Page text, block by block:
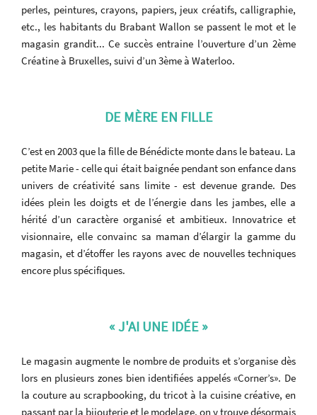
perles, peintures, crayons, papiers, jeux créatifs, calligraphie,
etc., les habitants du Brabant Wallon se passent le mot et le
magasin grandit... Ce succès entraine l’ouverture d’un 2ème
Créatine à Bruxelles, suivi d’un 3ème à Waterloo.
DE MÈRE EN FILLE
C’est en 2003 que la fille de Bénédicte monte dans le bateau. La
petite Marie - celle qui était baignée pendant son enfance dans
univers de créativité sans limite - est devenue grande. Des
idées plein les doigts et de l’énergie dans les jambes, elle a
hérité d’un caractère organisé et ambitieux. Innovatrice et
visionnaire, elle convainc sa maman d’élargir la gamme du
magasin, et d’étoffer les rayons avec de nouvelles techniques
encore plus spécifiques.
« J'AI UNE IDÉE »
Le magasin augmente le nombre de produits et s’organise dès
lors en plusieurs zones bien identifiées appelés «Corner’s». De
la couture au scrapbooking, du tricot à la cuisine créative, en
passant par la bijouterie et le modelage, on y trouve désormais